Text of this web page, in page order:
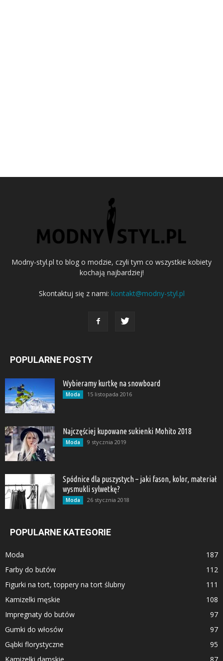
Modny-styl.pl to blog o modzie, czyli tym co wszystkie kobiety
kochają najbardziej!
Skontaktuj się z nami: kontakt@modny-styl.pl
POPULARNE POSTY
Wybieramy kurtkę na snowboard
Moda 15 listopada 2016
Najczęściej kupowane sukienki Mohito 2018
Moda 9 stycznia 2019
Spódnice dla puszystych – jaki fason, kolor, materiał
wysmukli sylwetkę?
Moda 26 stycznia 2018
POPULARNE KATEGORIE
Moda
187
Farby do butów
112
Figurki na tort, toppery na tort ślubny
111
Kamizelki męskie
108
Impregnaty do butów
97
Gumki do włosów
97
Gąbki florystyczne
95
Kamizelki damskie
87